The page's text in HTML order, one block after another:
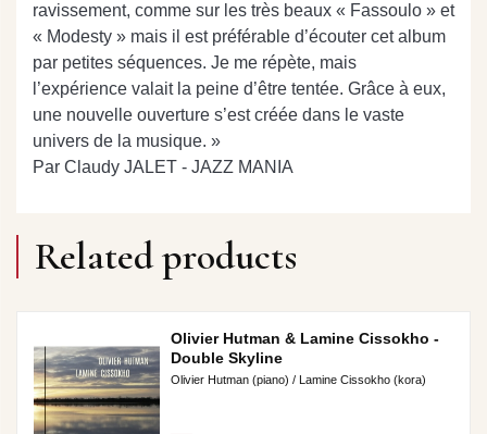
ravissement, comme sur les très beaux « Fassoulo » et
« Modesty » mais il est préférable d’écouter cet album
par petites séquences. Je me répète, mais
l’expérience valait la peine d’être tentée. Grâce à eux,
une nouvelle ouverture s’est créée dans le vaste
univers de la musique. »
Par Claudy JALET - JAZZ MANIA
Related products
Olivier Hutman & Lamine Cissokho -
Double Skyline
Olivier Hutman (piano) / Lamine Cissokho (kora)